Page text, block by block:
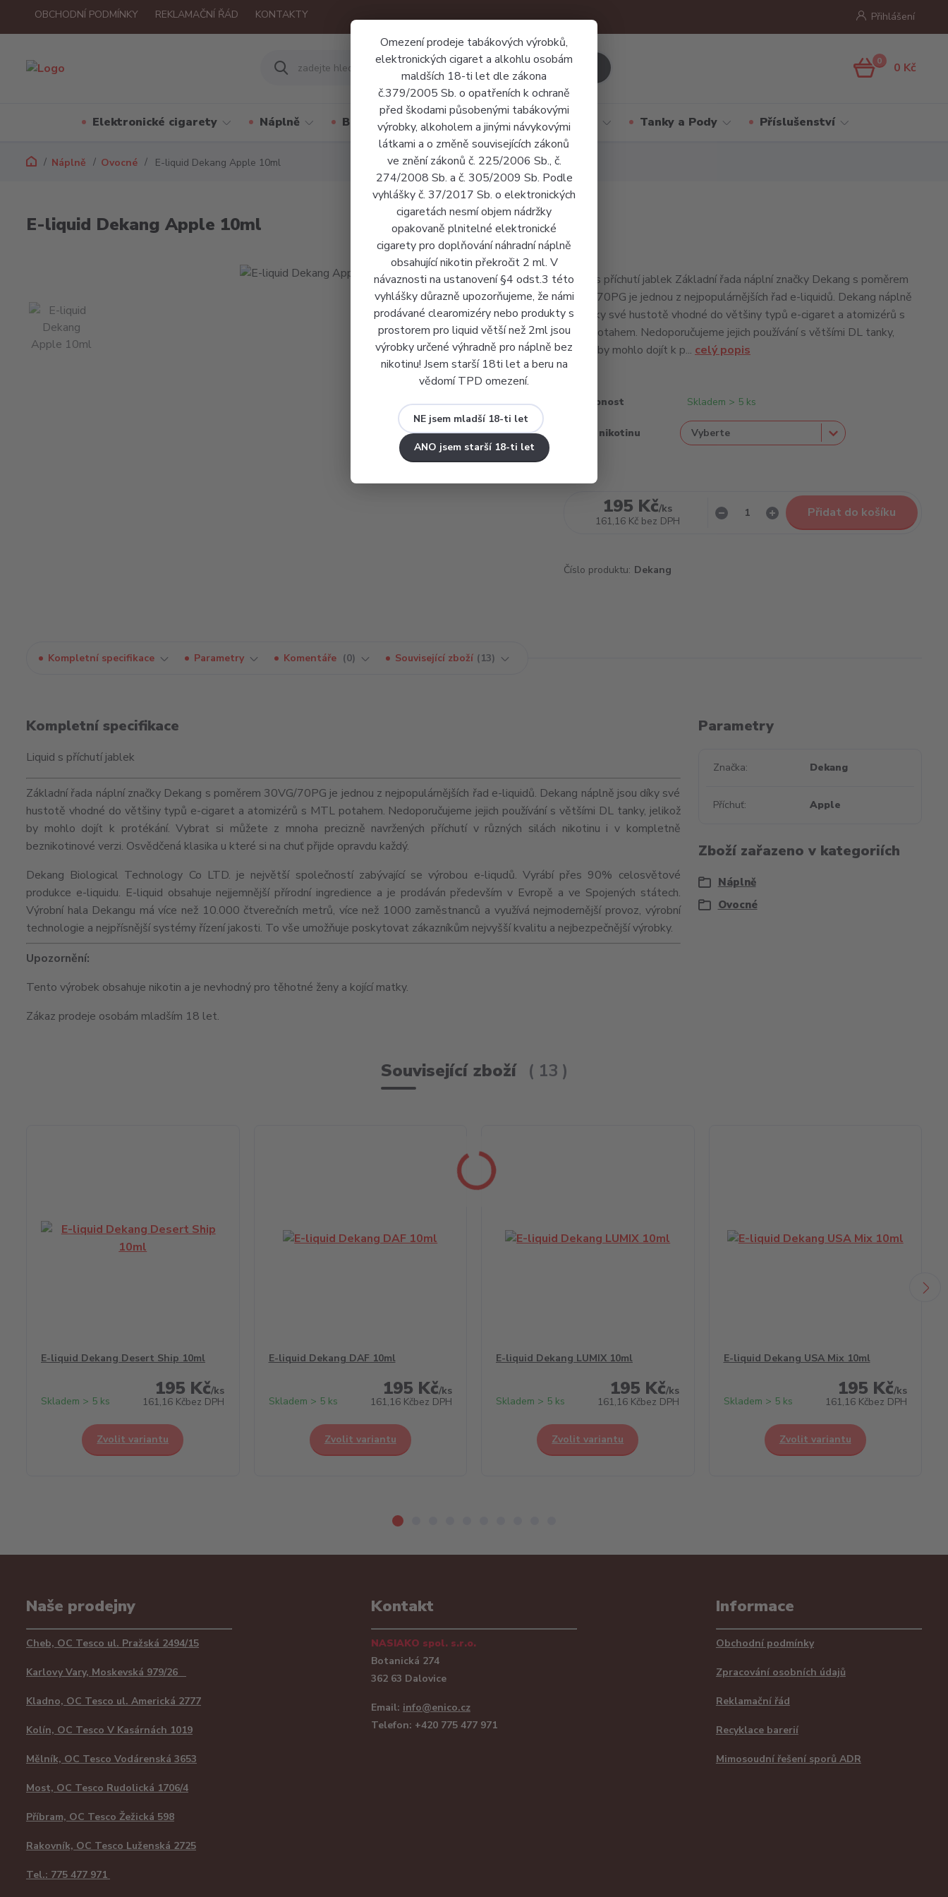
Omezení prodeje tabákových výrobků,
elektronických cigaret a alkohlu osobám
maldších 18-ti let dle zákona
č.379/2005 Sb. o opatřeních k ochraně
před škodami působenými tabákovými
výrobky, alkoholem a jinými návykovými
látkami a o změně souvisejících zákonů
ve znění zákonů č. 225/2006 Sb., č.
274/2008 Sb. a č. 305/2009 Sb. Podle
vyhlášky č. 37/2017 Sb. o elektronických
cigaretách nesmí objem nádržky
opakovaně plnitelné elektronické
cigarety pro doplňování náhradní náplně
obsahující nikotin překročit 2 ml. V
návaznosti na ustanovení §4 odst.3 této
vyhlášky důrazně upozorňujeme, že námi
prodávané clearomizéry nebo produkty s
prostorem pro liquid větší než 2ml jsou
výrobky určené výhradně pro náplně bez
nikotinu! Jsem starší 18ti let a beru na
vědomí TPD omezení.
NE jsem mladší 18-ti let
ANO jsem starší 18-ti let
OBCHODNÍ PODMÍNKY REKLAMAČNÍ ŘÁD KONTAKTY Přihlášení
Hledat 0 0 Kč
Elektronické cigarety Náplně Báze a příchutě Jednorázové cigarety Tanky a Pody Příslušenství
Náplně Ovocné E-liquid Dekang Apple 10ml
E-liquid Dekang Apple 10ml
Liquid s příchutí jablek Základní řada náplní značky Dekang s poměrem
30VG/70PG je jednou z nejpopulárnějších řad e-liquidů. Dekang náplně
jsou díky své hustotě vhodné do většiny typů e-cigaret a atomizérů s
MTL potahem. Nedoporučujeme jejich používání s většími DL tanky,
jelikož by mohlo dojít k p... celý popis
Dostupnost Skladem > 5 ks
Obsah nikotinu
195 Kč/ks
161,16 Kč bez DPH
Přidat do košíku
Číslo produktu: Dekang
Kompletní specifikace Parametry Komentáře 0 Související zboží 13
Kompletní specifikace
Liquid s příchutí jablek
Základní řada náplní značky Dekang s poměrem 30VG/70PG je jednou z nejpopulárnějších řad e-liquidů. Dekang náplně jsou díky své
hustotě vhodné do většiny typů e-cigaret a atomizérů s MTLpotahem. Nedoporučujeme jejich používání s většími DLtanky, jelikož
by mohlo dojít k protékání. Vybrat si můžete z mnoha precizně navržených příchutí v různých silách nikotinu i v kompletně
beznikotinové verzi. Osvědčená klasika u které si na chuť přijde opravdu každý.
Dekang Biological Technology Co LTD. je největší společností zabývající se výrobou e-liqudů. Vyrábí přes 90% celosvětové
produkce e-liquidu. E-liquid obsahuje nejjemnější přírodní ingredience a je prodáván především v Evropě a ve Spojených státech.
Výrobní hala Dekangu má více než 10.000 čtverečních metrů, více než 1000 zaměstnanců a využívá nejmodernější provoz, výrobní
technologie a nejpřísnější systémy řízení jakosti. To vše umožňuje poskytovat zákazníkům nejvyšší kvalitu a nejbezpečnější výrobky.
Upozornění:
Tento výrobek obsahuje nikotin a je nevhodný pro těhotné ženy a kojící matky.
Zákaz prodeje osobám mladším 18 let.
Parametry
Značka Dekang
Příchuť Apple
Zboží zařazeno v kategoriích
Náplně
Ovocné
Související zboží 13
E-liquid Dekang Desert Ship 10ml
195 Kč/ks
161,16 Kčbez DPH
Skladem > 5 ks
Zvolit variantu
E-liquid Dekang DAF 10ml
195 Kč/ks
161,16 Kčbez DPH
Skladem > 5 ks
Zvolit variantu
E-liquid Dekang LUMIX 10ml
195 Kč/ks
161,16 Kčbez DPH
Skladem > 5 ks
Zvolit variantu
E-liquid Dekang USA Mix 10ml
195 Kč/ks
161,16 Kčbez DPH
Skladem > 5 ks
Zvolit variantu
Naše prodejny
Cheb, OC Tesco ul. Pražská 2494/15
Karlovy Vary, Moskevská 979/26
Kladno, OC Tesco ul. Americká 2777
Kolín, OC Tesco V Kasárnách 1019
Mělník, OC Tesco Vodárenská 3653
Most, OC Tesco Rudolická 1706/4
Příbram, OC Tesco Žežická 598
Rakovník, OC Tesco Luženská 2725
Tel.: 775 477 971
Kontakt
NASIAKO spol. s.r.o.
Botanická 274
362 63 Dalovice
Email: info@enico.cz
Telefon: +420 775 477 971
Informace
Obchodní podmínky
Zpracování osobních údajů
Reklamační řád
Recyklace barerií
Mimosoudní řešení sporů ADR